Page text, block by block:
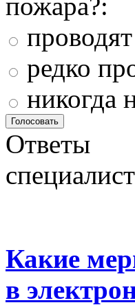
редко
никогда
Ответы
Какие
в